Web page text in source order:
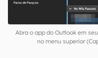
Abra o app do Outlook em
no menu superior